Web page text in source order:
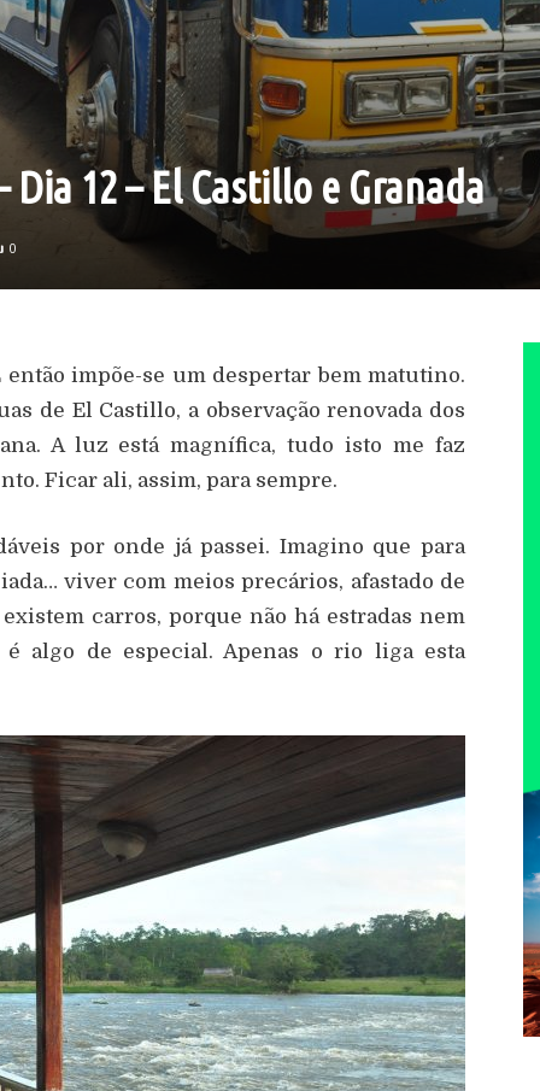
Dia 12 – El Castillo e Granada
0
então impõe-se um despertar bem matutino.
de El Castillo, a observação renovada dos
A luz está magnífica, tudo isto me faz
Ficar ali, assim, para sempre.
por onde já passei. Imagino que para
viver com meios precários, afastado de
carros, porque não há estradas nem
algo de especial. Apenas o rio liga esta